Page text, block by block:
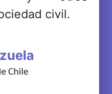
civil.
Chile